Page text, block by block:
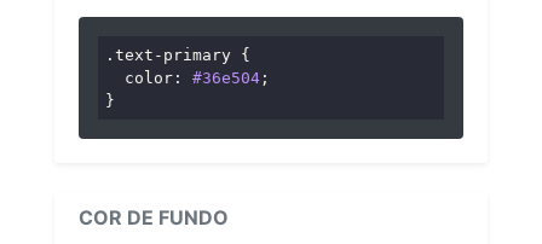
.text-primary {
color : #36e504 ;
}
COR DE FUNDO